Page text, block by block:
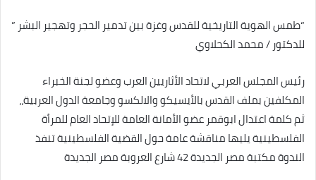
“طمس الهوية التاريخية للقدس وغزة بين تدمير الحجر وتهجير البشر ”
للدكتور / محمد الكحلاوي
رئيس المجلس العربي لاتحاد الأثاريين العرب وعضو لجنة الخبراء
المكلفين بملف القدس بالأيسيكو والالكسو وجامعة الدول العربية،،
ثم كلمة اعتدال ابوقمر عضو الأمانة العامة للإتحاد العام للمرأة
الفلسطينية يليها مناقشة عامة حول القضية الفلسطينية تنفذ
الندوة مكتبة مصر الجديدة 42 شارع العروبة مصر الجديدة